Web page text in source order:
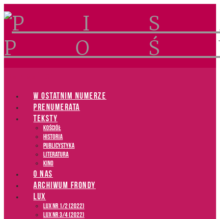
W OSTATNIM NUMERZE
PRENUMERATA
TEKSTY
Kościół
Historia
Publicystyka
Literatura
Kino
O NAS
ARCHIWUM FRONDY
LUX
LUX NR 1/2 (2022)
LUX NR 3/4 (2022)